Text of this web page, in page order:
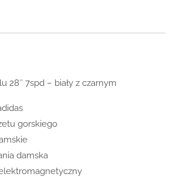
28″ 7spd – biały z czarnym
gorskiego
damska